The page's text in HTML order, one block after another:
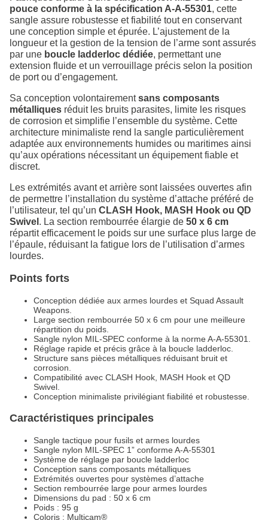
pouce conforme à la spécification A-A-55301, cette
sangle assure robustesse et fiabilité tout en conservant
une conception simple et épurée. L’ajustement de la
longueur et la gestion de la tension de l’arme sont assurés
par une boucle ladderloc dédiée, permettant une
extension fluide et un verrouillage précis selon la position
de port ou d’engagement.
Sa conception volontairementsans composants
métalliques réduit les bruits parasites, limite les risques
de corrosion et simplifie l’ensemble du système. Cette
architecture minimaliste rend la sangle particulièrement
adaptée aux environnements humides ou maritimes ainsi
qu’aux opérations nécessitant un équipement fiable et
discret.
Les extrémités avant et arrière sont laissées ouvertes afin
de permettre l’installation du système d’attache préféré de
l’utilisateur, tel qu’un CLASH Hook, MASH Hook ou QD
Swivel . La section rembourrée élargie de 50 x 6 cm
répartit efficacement le poids sur une surface plus large de
l’épaule, réduisant la fatigue lors de l’utilisation d’armes
lourdes.
Points forts
Conception dédiée aux armes lourdes et Squad Assault
Weapons.
Large section rembourrée 50 x 6 cm pour une meilleure
répartition du poids.
Sangle nylon MIL-SPEC conforme à la norme A-A-55301.
Réglage rapide et précis grâce à la boucle ladderloc.
Structure sans pièces métalliques réduisant bruit et
corrosion.
Compatibilité avec CLASH Hook, MASH Hook et QD
Swivel.
Conception minimaliste privilégiant fiabilité et robustesse.
Caractéristiques principales
Sangle tactique pour fusils et armes lourdes
Sangle nylon MIL-SPEC 1” conforme A-A-55301
Système de réglage par boucle ladderloc
Conception sans composants métalliques
Extrémités ouvertes pour systèmes d’attache
Section rembourrée large pour armes lourdes
Dimensions du pad : 50 x 6 cm
Poids : 95 g
Coloris : Multicam®